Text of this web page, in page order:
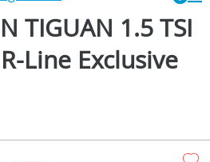
TIGUAN 1.5 TSI
Line Exclusive